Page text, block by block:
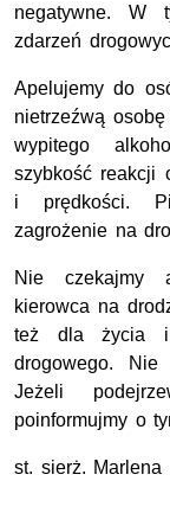
negatywne. W
zdarzeń
Apelujemy do
nietrzeźwą
wypitego
szybkość reakcji
i prędkości.
zagrożenie na
Nie czekajmy
kierowca na
też dla życia i
drogowego. Nie
Jeżeli
poinformujmy o
st. sierż. Marlena